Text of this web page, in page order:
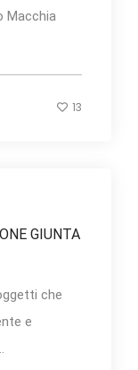
Macchia
13
GIUNTA
che
e